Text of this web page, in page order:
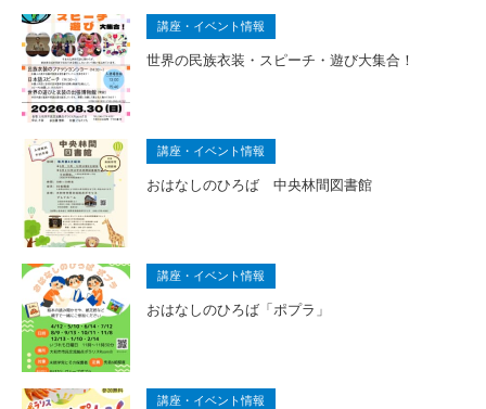
講座・イベント情報
世界の民族衣装・スピーチ・遊び大集合！
講座・イベント情報
おはなしのひろば 中央林間図書館
講座・イベント情報
おはなしのひろば「ポプラ」
講座・イベント情報